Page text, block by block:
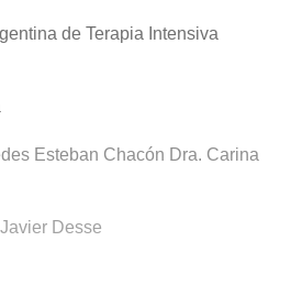
de Terapia Intensiva
Esteban Chacón Dra. Carina
Javier Desse